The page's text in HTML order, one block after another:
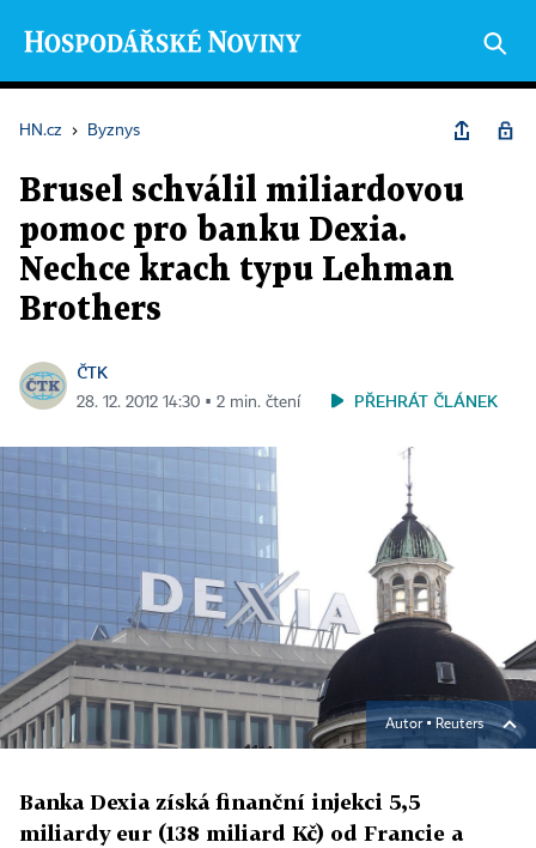
HN.cz › Byznys
Brusel schválil miliardovou
pomoc pro banku Dexia.
Nechce krach typu Lehman
Brothers
ČTK
28. 12. 2012 14:30 ▪ 2 min. čtení PŘEHRÁT ČLÁNEK
Autor ▪ Reuters
Banka Dexia získá finanční injekci 5,5
miliardy eur (138 miliard Kč) od Francie a